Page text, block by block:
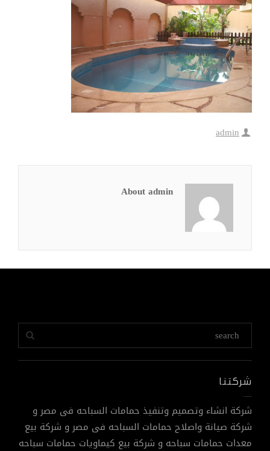
admin
About admin
شركتنا
شركة انشاء وتصميم وتنفيذ حمامات السباحه فى مصر و
شركة صيانة واصلاح حمامات السباحه فى مصر و شركة بيع
معدات حمامات سباحه و شركة بيع كيماويات حمامات سباحه